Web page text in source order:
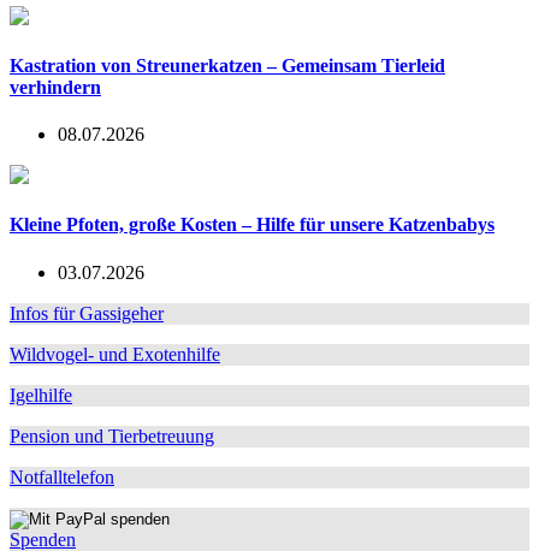
Kastration von Streunerkatzen – Gemeinsam Tierleid
verhindern
08.07.2026
Kleine Pfoten, große Kosten – Hilfe für unsere Katzenbabys
03.07.2026
Infos für Gassigeher
Wildvogel- und Exotenhilfe
Igelhilfe
Pension und Tierbetreuung
Notfalltelefon
Spenden